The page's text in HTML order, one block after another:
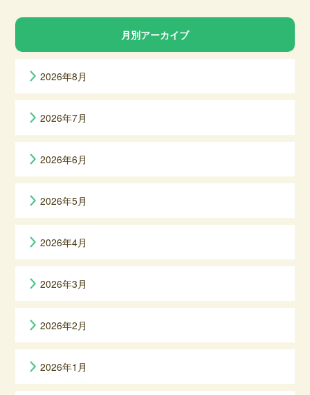
月別アーカイブ
2026年8月
2026年7月
2026年6月
2026年5月
2026年4月
2026年3月
2026年2月
2026年1月